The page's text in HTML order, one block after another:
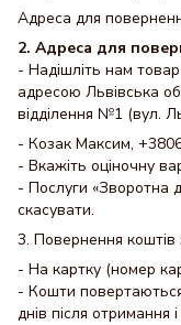
Адреса для
2. Адреса для
- Надішліть нам
адресою Львівська
відділення №1 (вул.
- Козак Максим,
- Вкажіть оціночну
- Послуги «Зворотна
скасувати.
3. Повернення коштів
- На картку (номер
- Кошти
днів після